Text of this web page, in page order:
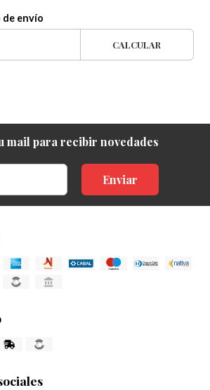
de envío
CALCULAR
mail para recibir novedades
Enviar